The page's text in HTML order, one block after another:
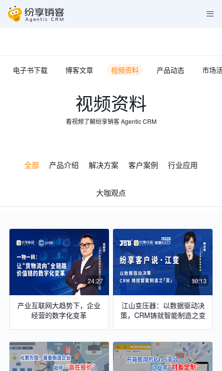
电子书下载 博客文章 视频资料 产品动态 市场
视频资料
看视频了解纷享销客 Agentic CRM
全部 产品介绍 解决方案 客户案例 行业应用
大咖观点
24:27
产业互联网大趋势下，企业
经营的数字化变革
10:13
江山变压器：以数据驱动决
策，CRM铸就智能制造之变